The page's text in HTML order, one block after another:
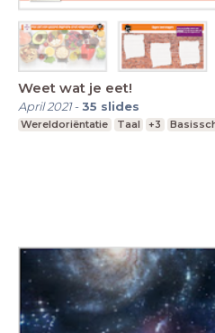
Weet wat je eet!
April 2021-35 slides
Wereldoriëntatie Taal +3